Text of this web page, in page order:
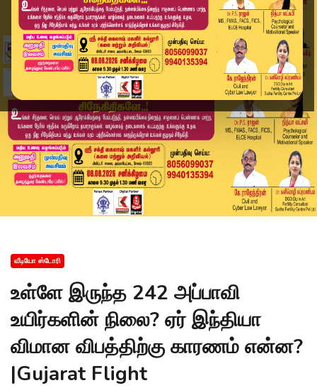
வீடியோ ஸ்டோரி
உள்ளே இருந்த 242 அப்பாவி
உயிர்களின் நிலை? ஏர் இந்தியா
விமான விபத்திற்கு காரணம் என்ன?
|Gujarat Flight